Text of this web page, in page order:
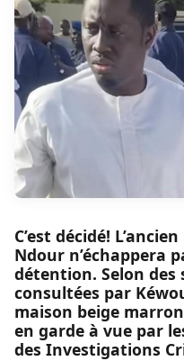
C’est décidé!
Ndour n’échappera
détention. Selon des
consultées par
maison beige
en garde à vue par
des Investigations